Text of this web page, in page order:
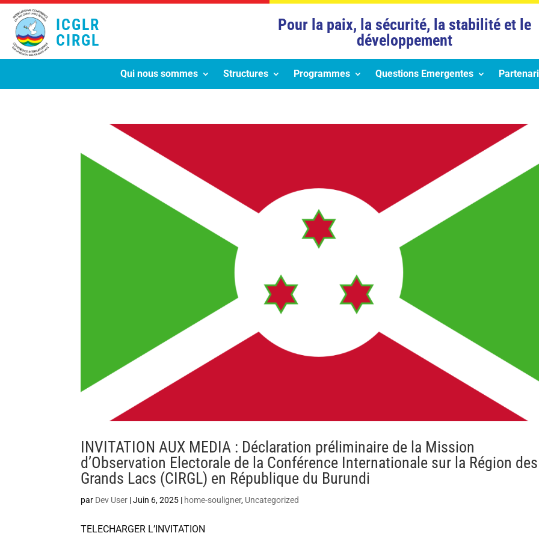
ICGLR
CIRGL
Pour la paix, la sécurité, la stabilité et le
développement
Qui nous sommes Structures Programmes Questions Emergentes
INVITATION AUX MEDIA : Déclaration préliminaire de la Mission
d’Observation Electorale de la Conférence Internationale sur la Région des
Grands Lacs (CIRGL) en République du Burundi
par Dev User |Juin 6, 2025 | home-souligner, Uncategorized
TELECHARGER L’INVITATION